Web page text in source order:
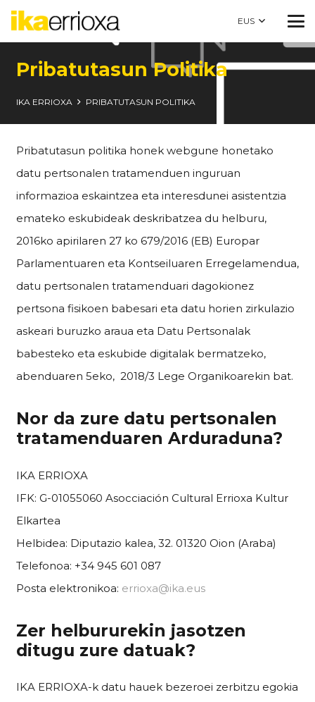
EUS
Pribatutasun Politika
IKA ERRIOXA PRIBATUTASUN POLITIKA
Pribatutasun politika honek webgune honetako
datu pertsonalen tratamenduen inguruan
informazioa eskaintzea eta interesdunei asistentzia
emateko eskubideak deskribatzea du helburu,
2016ko apirilaren 27 ko 679/2016 (EB) Europar
Parlamentuaren eta Kontseiluaren Erregelamendua,
datu pertsonalen tratamenduari dagokionez
pertsona fisikoen babesari eta datu horien zirkulazio
askeari buruzko araua eta Datu Pertsonalak
babesteko eta eskubide digitalak bermatzeko,
abenduaren 5eko, 2018/3 Lege Organikoarekin bat.
Nor da zure datu pertsonalen
tratamenduaren Arduraduna?
IKA ERRIOXA
IFK: G-01055060 Asocciación Cultural Errioxa Kultur
Elkartea
Helbidea: Diputazio kalea, 32. 01320 Oion (Araba)
Telefonoa: +34 945 601 087
Posta elektronikoa: errioxa@ika.eus
Zer helbururekin jasotzen
ditugu zure datuak?
IKA ERRIOXA-k datu hauek bezeroei zerbitzu egokia